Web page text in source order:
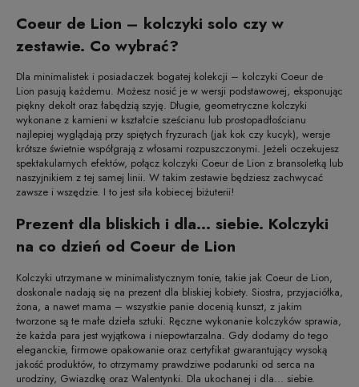
Coeur de Lion – kolczyki solo czy w
zestawie. Co wybrać?
Dla minimalistek i posiadaczek bogatej kolekcji – kolczyki Coeur de
Lion pasują każdemu. Możesz nosić je w wersji podstawowej, eksponując
piękny dekolt oraz łabędzią szyję. Długie, geometryczne kolczyki
wykonane z kamieni w kształcie sześcianu lub prostopadłościanu
najlepiej wyglądają przy spiętych fryzurach (jak kok czy kucyk), wersje
krótsze świetnie współgrają z włosami rozpuszczonymi. Jeżeli oczekujesz
spektakularnych efektów, połącz kolczyki Coeur de Lion z bransoletką lub
naszyjnikiem z tej samej linii. W takim zestawie będziesz zachwycać
zawsze i wszędzie. I to jest siła kobiecej biżuterii!
Prezent dla bliskich i dla... siebie. Kolczyki
na co dzień od Coeur de Lion
Kolczyki utrzymane w minimalistycznym tonie, takie jak Coeur de Lion,
doskonale nadają się na prezent dla bliskiej kobiety. Siostra, przyjaciółka,
żona, a nawet mama – wszystkie panie docenią kunszt, z jakim
tworzone są te małe dzieła sztuki. Ręczne wykonanie kolczyków sprawia,
że każda para jest wyjątkowa i niepowtarzalna. Gdy dodamy do tego
eleganckie, firmowe opakowanie oraz certyfikat gwarantujący wysoką
jakość produktów, to otrzymamy prawdziwe podarunki od serca na
urodziny, Gwiazdkę oraz Walentynki. Dla ukochanej i dla... siebie.